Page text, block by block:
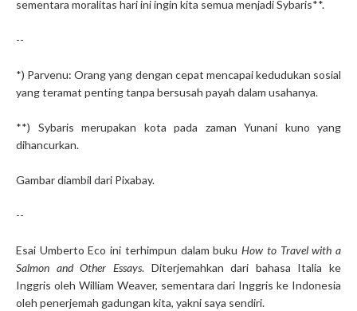
sementara moralitas hari ini ingin kita semua menjadi Sybaris**.
--
*) Parvenu: Orang yang dengan cepat mencapai kedudukan sosial
yang teramat penting tanpa bersusah payah dalam usahanya.
**) Sybaris merupakan kota pada zaman Yunani kuno yang
dihancurkan.
Gambar diambil dari Pixabay.
--
Esai Umberto Eco ini terhimpun dalam bukuHow to Travel with a
Salmon and Other Essays. Diterjemahkan dari bahasa Italia ke
Inggris oleh William Weaver, sementara dari Inggris ke Indonesia
oleh penerjemah gadungan kita, yakni saya sendiri.